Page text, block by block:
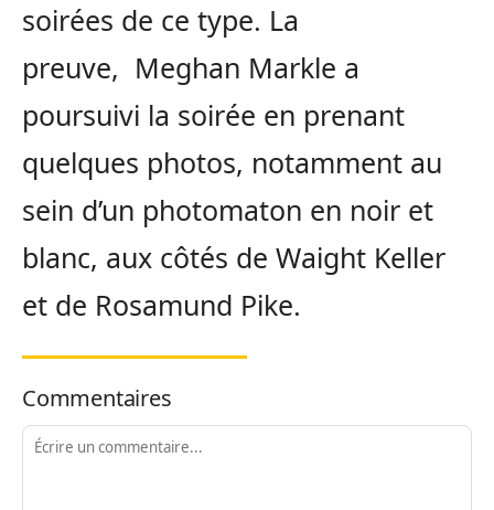
soirées de ce type. La
preuve, Meghan Markle a
poursuivi la soirée en prenant
quelques photos, notamment au
sein d’un photomaton en noir et
blanc, aux côtés de Waight Keller
et de Rosamund Pike.
Commentaires